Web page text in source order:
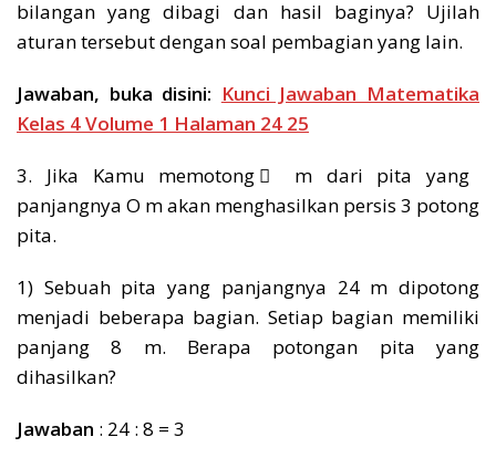
bilangan yang dibagi dan hasil baginya? Ujilah
aturan tersebut dengan soal pembagian yang lain.
Jawaban, buka disini: Kunci Jawaban Matematika
Kelas 4 Volume 1 Halaman 24 25
3. Jika Kamu memotong ⃞ m dari pita yang
panjangnya O m akan menghasilkan persis 3 potong
pita.
1) Sebuah pita yang panjangnya 24 m dipotong
menjadi beberapa bagian. Setiap bagian memiliki
panjang 8 m. Berapa potongan pita yang
dihasilkan?
Jawaban : 24 : 8 = 3